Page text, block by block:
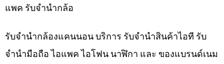
แพค รับจำนำกล้อ
รับจำนำกล้องแคนนอน บริการ รับจำนำสินค้าไอที รับ
จำนำมือถือ ไอแพค ไอโฟน นาฬิกา และ ของแบรนด์เนม